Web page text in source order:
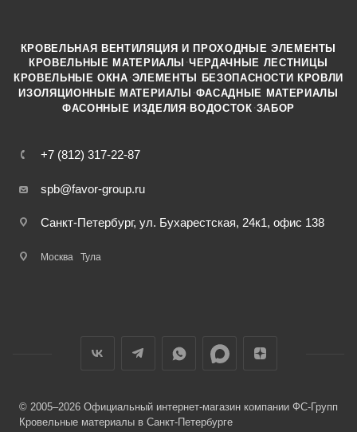
+7 (812) 317-22-87
spb@favor-group.ru
Санкт-Петербург, ул. Бухарестская, 24к1, офис 138
Москва Тула
КРОВЕЛЬНАЯ ВЕНТИЛЯЦИЯ И ПРОХОДНЫЕ ЭЛЕМЕНТЫ
КРОВЕЛЬНЫЕ МАТЕРИАЛЫ ·ЧЕРДАЧНЫЕ ЛЕСТНИЦЫ
КРОВЕЛЬНЫЕ ОКНА ·ЭЛЕМЕНТЫ БЕЗОПАСНОСТИ КРОВЛИ
ИЗОЛЯЦИОННЫЕ МАТЕРИАЛЫ ·ФАСАДНЫЕ МАТЕРИАЛЫ
ФАСОННЫЕ ИЗДЕЛИЯ ·ВОДОСТОК ·ЗАБОР
© 2005–2026 Официальный интернет-магазин компании ФС-Групп
Кровельные материалы в Санкт-Петербурге